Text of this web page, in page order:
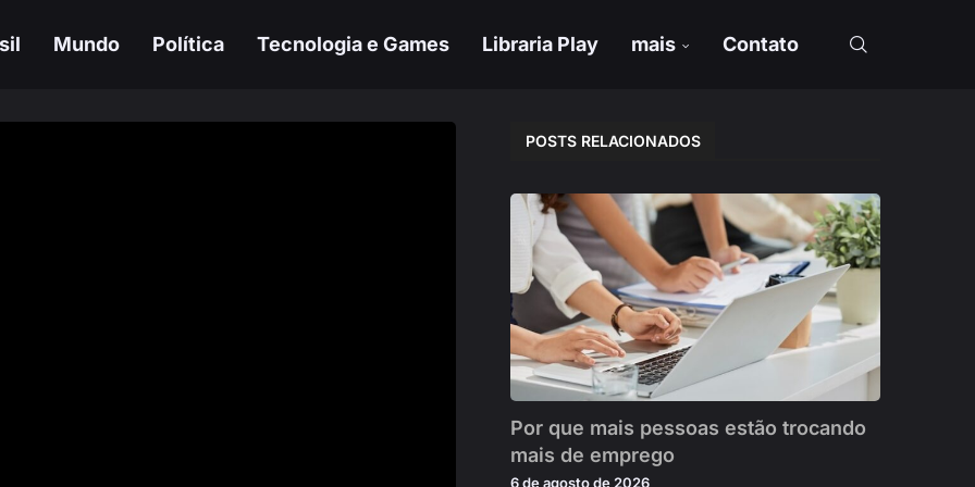
Mundo Política Tecnologia e Games Libraria Play mais Contato
POSTS RELACIONADOS
Por que mais pessoas estão trocando
mais de emprego
6 de agosto de 2026